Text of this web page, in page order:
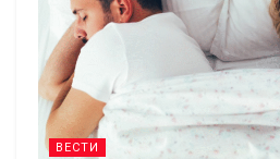
ВЕСТИ